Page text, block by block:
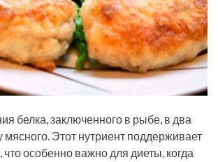
белка, заключенного в рыбе, в два
Этот нутриент поддерживает
особенно важно для диеты, когда